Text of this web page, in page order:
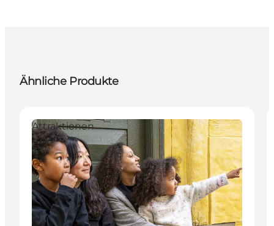
Ähnliche Produkte
Attraktionen